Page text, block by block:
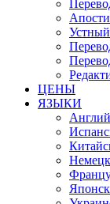
ЦЕНЫ
ЯЗЫКИ